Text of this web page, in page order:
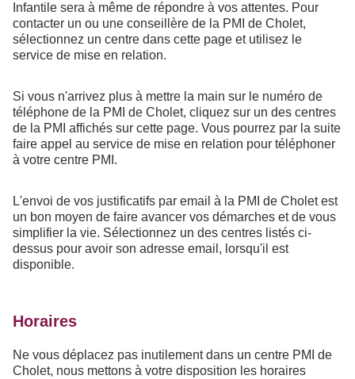
Infantile sera à même de répondre à vos attentes. Pour
contacter un ou une conseillère de la PMI de Cholet,
sélectionnez un centre dans cette page et utilisez le
service de mise en relation.
Si vous n'arrivez plus à mettre la main sur le numéro de
téléphone de la PMI de Cholet, cliquez sur un des centres
de la PMI affichés sur cette page. Vous pourrez par la suite
faire appel au service de mise en relation pour téléphoner
à votre centre PMI.
L'envoi de vos justificatifs par email à la PMI de Cholet est
un bon moyen de faire avancer vos démarches et de vous
simplifier la vie. Sélectionnez un des centres listés ci-
dessus pour avoir son adresse email, lorsqu'il est
disponible.
Horaires
Ne vous déplacez pas inutilement dans un centre PMI de
Cholet, nous mettons à votre disposition les horaires